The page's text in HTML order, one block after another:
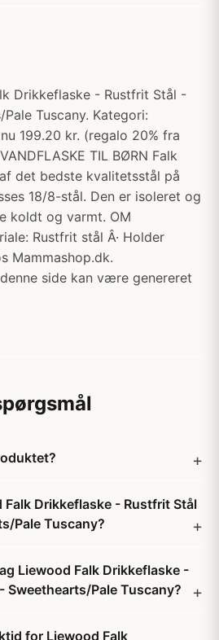
Drikkeflaske - Rustfrit Stål -
Tuscany. Kategori:
199.20 kr. (regalo 20% fra
TIL BØRN Falk
det bedste kvalitetsstål på
18/8-stål. Den er isoleret og
koldt og varmt. OM
Rustfrit stål Â· Holder
Mammashop.dk.
side kan være genereret
Falk Drikkeflaske - Rustfrit Stål
Pale Tuscany?
Liewood Falk Drikkeflaske -
Sweethearts/Pale Tuscany?
for Liewood Falk